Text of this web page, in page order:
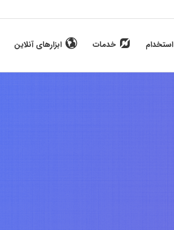
استخدام خدمات ابزارهای آنلاین